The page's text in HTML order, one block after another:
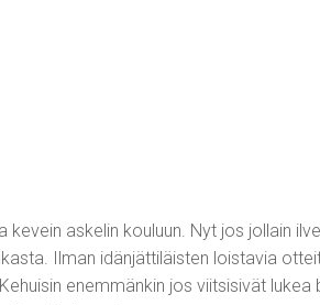
askelin kouluun. Nyt jos jollain
Ilman idänjättiläisten loistavia
enemmänkin jos viitsisivät lukea